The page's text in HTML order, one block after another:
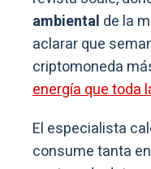
ambiental de la
aclarar que
criptomoneda
energía que toda
El especialista
consume tanta